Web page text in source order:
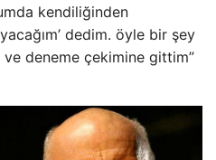
kendiliğinden
dedim. öyle bir şey
deneme çekimine gittim”